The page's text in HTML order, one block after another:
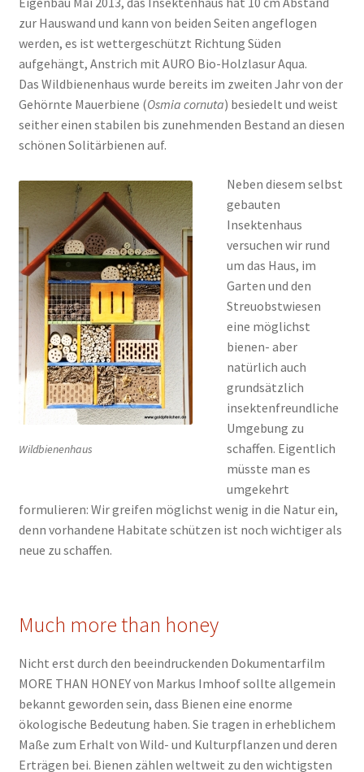
zur Hauswand und kann von beiden Seiten angeflogen
werden, es ist wettergeschützt Richtung Süden
aufgehängt, Anstrich mit AURO Bio-Holzlasur Aqua.
Das Wildbienenhaus wurde bereits im zweiten Jahr von der
Gehörnte Mauerbiene (Osmia cornuta) besiedelt und weist
seither einen stabilen bis zunehmenden Bestand an diesen
schönen Solitärbienen auf.
Wildbienenhaus
Neben diesem selbst
gebauten
Insektenhaus
versuchen wir rund
um das Haus, im
Garten und den
Streuobstwiesen
eine möglichst
bienen- aber
natürlich auch
grundsätzlich
insektenfreundliche
Umgebung zu
schaffen. Eigentlich
müsste man es
umgekehrt
formulieren: Wir greifen möglichst wenig in die Natur ein,
denn vorhandene Habitate schützen ist noch wichtiger als
neue zu schaffen.
Much more than honey
Nicht erst durch den beeindruckenden Dokumentarfilm
MORE THAN HONEY von Markus Imhoof sollte allgemein
bekannt geworden sein, dass Bienen eine enorme
ökologische Bedeutung haben. Sie tragen in erheblichem
Maße zum Erhalt von Wild- und Kulturpflanzen und deren
Erträgen bei. Bienen zählen weltweit zu den wichtigsten